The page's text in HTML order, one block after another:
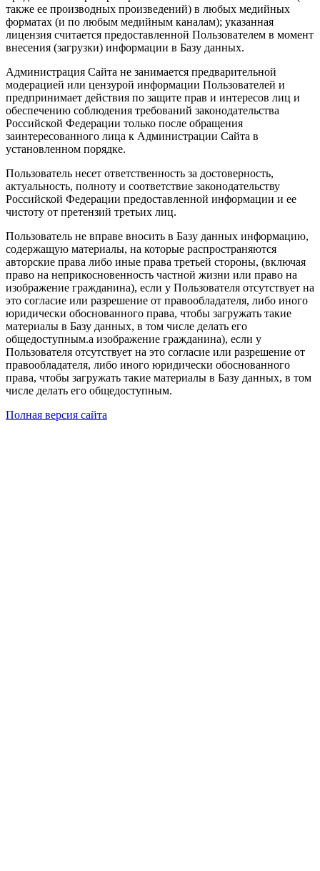
также ее производных произведений) в любых медийных
форматах (и по любым медийным каналам); указанная
лицензия считается предоставленной Пользователем в момент
внесения (загрузки) информации в Базу данных.
Администрация Сайта не занимается предварительной
модерацией или цензурой информации Пользователей и
предпринимает действия по защите прав и интересов лиц и
обеспечению соблюдения требований законодательства
Российской Федерации только после обращения
заинтересованного лица к Администрации Сайта в
установленном порядке.
Пользователь несет ответственность за достоверность,
актуальность, полноту и соответствие законодательству
Российской Федерации предоставленной информации и ее
чистоту от претензий третьих лиц.
Пользователь не вправе вносить в Базу данных информацию,
содержащую материалы, на которые распространяются
авторские права либо иные права третьей стороны, (включая
право на неприкосновенность частной жизни или право на
изображение гражданина), если у Пользователя отсутствует на
это согласие или разрешение от правообладателя, либо иного
юридически обоснованного права, чтобы загружать такие
материалы в Базу данных, в том числе делать его
общедоступным.а изображение гражданина), если у
Пользователя отсутствует на это согласие или разрешение от
правообладателя, либо иного юридически обоснованного
права, чтобы загружать такие материалы в Базу данных, в том
числе делать его общедоступным.
Полная версия сайта